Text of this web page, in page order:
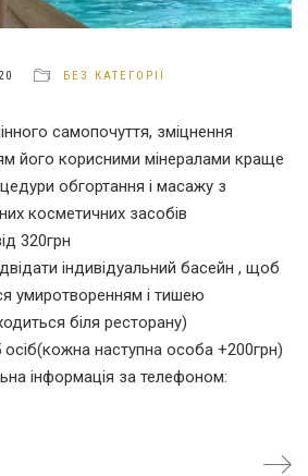
БЕЗ КАТЕГОРІЇ
самопочуття, зміцнення
його корисними мінералами краще
обгортання і масажу з
косметичних засобів
320грн
індивідуальний басейн , щоб
умиротворенням і тишею
біля ресторану)
наступна особа +200грн)
інформація за телефоном: